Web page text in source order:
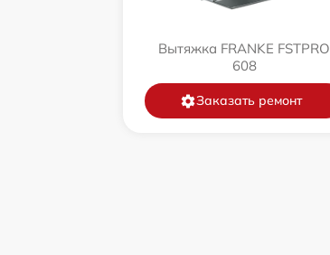
Вытяжка FRANKE FSTPRO
608
Заказать ремонт